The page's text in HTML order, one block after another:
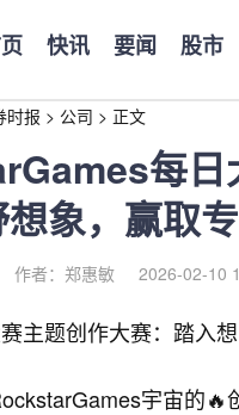
快讯 要闻 股市
时报 > 公司 > 正文
每日
象，赢取
作者：郑惠敏 2026-02-10
主题创作大赛：踏入
宇宙的